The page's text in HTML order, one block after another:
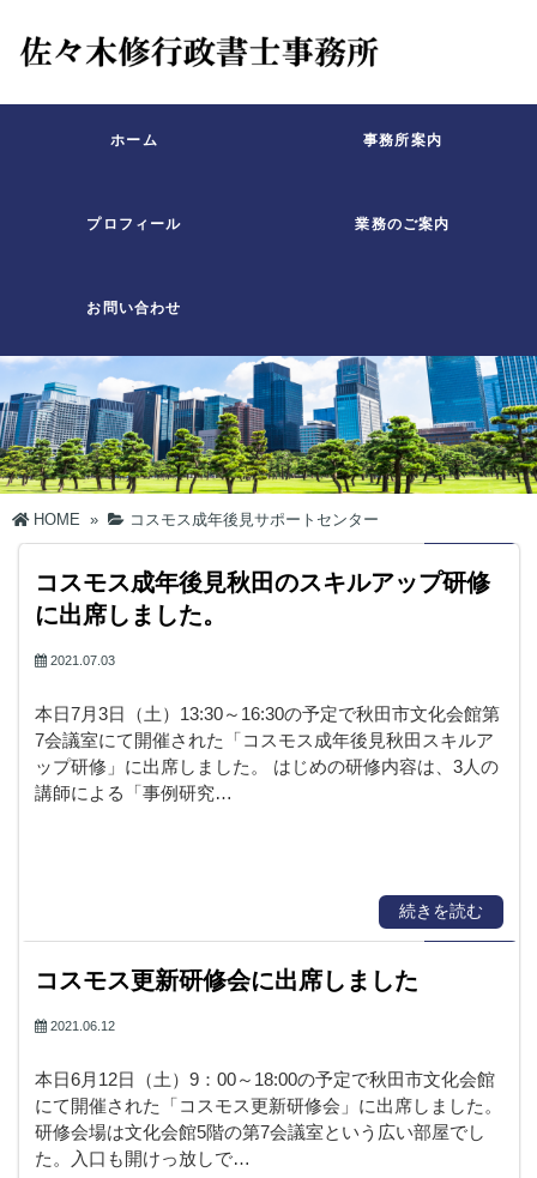
ホーム 事務所案内
プロフィール 業務のご案内
お問い合わせ
HOME » コスモス成年後見サポートセンター
コスモス成年後見秋田のスキルアップ研修
に出席しました。
2021.07.03
本日7月3日（土）13:30～16:30の予定で秋田市文化会館第
7会議室にて開催された「コスモス成年後見秋田スキルア
ップ研修」に出席しました。 はじめの研修内容は、3人の
講師による「事例研究…
続きを読む
コスモス更新研修会に出席しました
2021.06.12
本日6月12日（土）9：00～18:00の予定で秋田市文化会館
にて開催された「コスモス更新研修会」に出席しました。
研修会場は文化会館5階の第7会議室という広い部屋でし
た。入口も開けっ放しで…